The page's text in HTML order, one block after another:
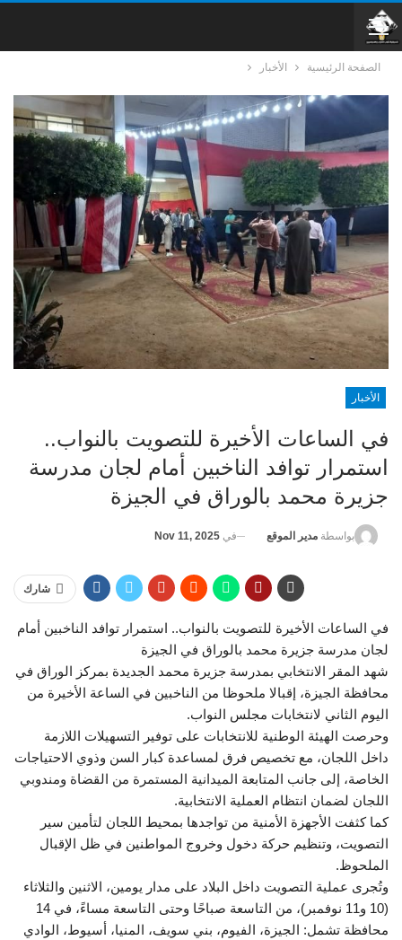
الصفحة الرئيسية الأخبار
الأخبار
في الساعات الأخيرة للتصويت بالنواب..
استمرار توافد الناخبين أمام لجان مدرسة
جزيرة محمد بالوراق في الجيزة
بواسطة مدير الموقع في Nov 11, 2025
شارك
في الساعات الأخيرة للتصويت بالنواب.. استمرار توافد الناخبين أمام
لجان مدرسة جزيرة محمد بالوراق في الجيزة
شهد المقر الانتخابي بمدرسة جزيرة محمد الجديدة بمركز الوراق في
محافظة الجيزة، إقبالا ملحوظا من الناخبين في الساعة الأخيرة من
اليوم الثاني لانتخابات مجلس النواب.
وحرصت الهيئة الوطنية للانتخابات على توفير التسهيلات اللازمة
داخل اللجان، مع تخصيص فرق لمساعدة كبار السن وذوي الاحتياجات
الخاصة، إلى جانب المتابعة الميدانية المستمرة من القضاة ومندوبي
اللجان لضمان انتظام العملية الانتخابية.
كما كثفت الأجهزة الأمنية من تواجدها بمحيط اللجان لتأمين سير
التصويت، وتنظيم حركة دخول وخروج المواطنين في ظل الإقبال
الملحوظ.
وتُجرى عملية التصويت داخل البلاد على مدار يومين، الاثنين والثلاثاء
(10 و11 نوفمبر)، من التاسعة صباحًا وحتى التاسعة مساءً، في 14
محافظة تشمل: الجيزة، الفيوم، بني سويف، المنيا، أسيوط، الوادي